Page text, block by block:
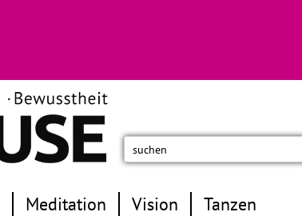
Meditation Vision Tanzen